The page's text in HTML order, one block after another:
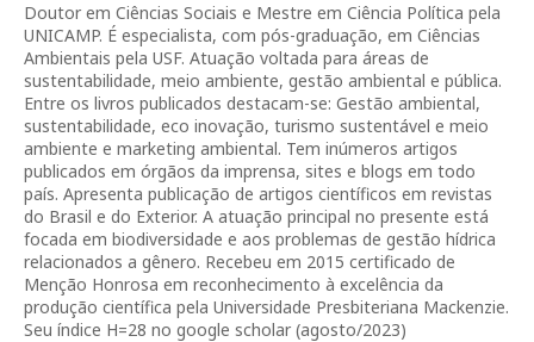
Doutor em Ciências Sociais e Mestre em Ciência Política pela
UNICAMP. É especialista, com pós-graduação, em Ciências
Ambientais pela USF. Atuação voltada para áreas de
sustentabilidade, meio ambiente, gestão ambiental e pública.
Entre os livros publicados destacam-se: Gestão ambiental,
sustentabilidade, eco inovação, turismo sustentável e meio
ambiente e marketing ambiental. Tem inúmeros artigos
publicados em órgãos da imprensa, sites e blogs em todo
país. Apresenta publicação de artigos científicos em revistas
do Brasil e do Exterior. A atuação principal no presente está
focada em biodiversidade e aos problemas de gestão hídrica
relacionados a gênero. Recebeu em 2015 certificado de
Menção Honrosa em reconhecimento à excelência da
produção científica pela Universidade Presbiteriana Mackenzie.
Seu índice H=28 no google scholar (agosto/2023)